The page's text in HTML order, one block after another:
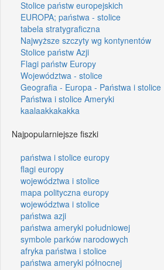
Stolice państw europejskich
EUROPA; państwa - stolice
tabela stratygraficzna
Najwyższe szczyty wg kontynentów
Stolice państw Azji
Flagi państw Europy
Województwa - stolice
Geografia - Europa - Państwa i stolice
Państwa i stolice Ameryki
kaalaakkakakka
Najpopularniejsze fiszki
państwa i stolice europy
flagi europy
województwa i stolice
mapa polityczna europy
województwa i stolice
państwa azji
państwa ameryki południowej
symbole parków narodowych
afryka państwa i stolice
państwa ameryki północnej